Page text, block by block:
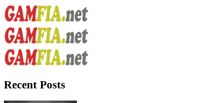
Recent Posts